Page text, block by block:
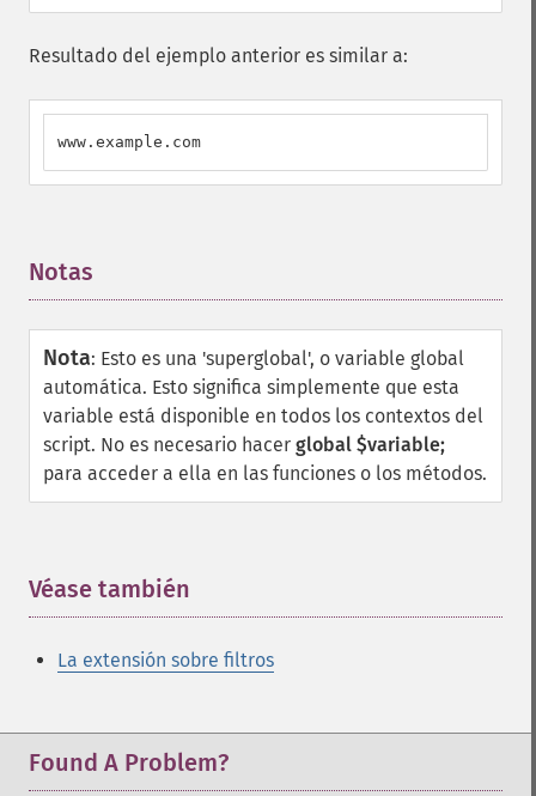
Resultado del ejemplo anterior es similar a:
www.example.com
Notas
Nota: Esto es una 'superglobal', o variable global
automática. Esto significa simplemente que esta
variable está disponible en todos los contextos del
script. No es necesario hacer global $variable;
para acceder a ella en las funciones o los métodos.
Véase también
La extensión sobre filtros
Found A Problem?